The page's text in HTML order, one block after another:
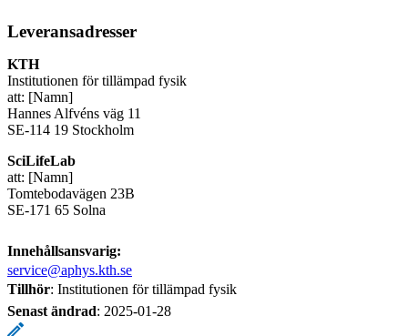
Leveransadresser
KTH
Institutionen för tillämpad fysik
att: [Namn]
Hannes Alfvéns väg 11
SE-114 19 Stockholm
SciLifeLab
att: [Namn]
Tomtebodavägen 23B
SE-171 65 Solna
Innehållsansvarig:
service@aphys.kth.se
Tillhör: Institutionen för tillämpad fysik
Senast ändrad: 2025-01-28